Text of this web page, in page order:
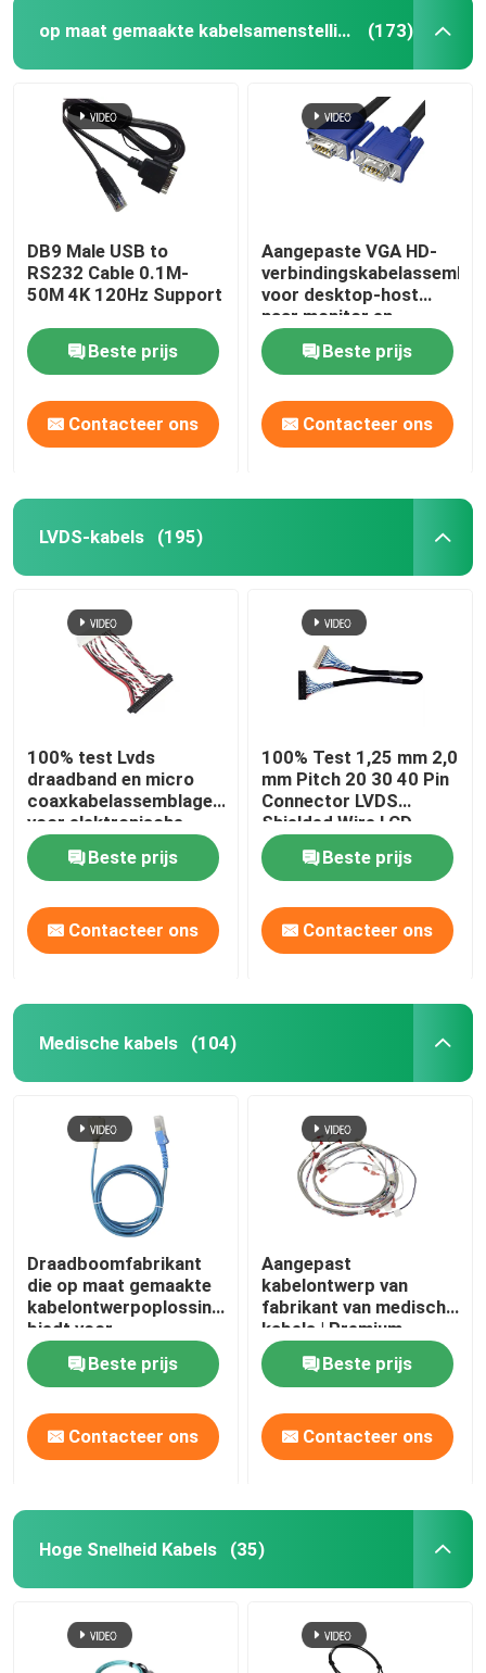
op maat gemaakte kabelsamenstelling (173)
DB9 Male USB to
RS232 Cable 0.1M-
50M 4K 120Hz Support
Beste prijs
Contacteer ons
Aangepaste VGA HD-
voor desktop-host
naar monitor en
projector, geleverd
door fabrikanten van
kabelbomen
Beste prijs
Contacteer ons
LVDS-kabels (195)
100% test Lvds
draadband en micro
coaxkabelassemblage
voor elektronische
apparatuur
Beste prijs
Contacteer ons
100% Test 1,25 mm 2,0
mm Pitch 20 30 40 Pin
Connector LVDS
Shielded Wire LCD
Display Cable Assembly
Beste prijs
Contacteer ons
Medische kabels (104)
Draadboomfabrikant
die op maat gemaakte
kabelontwerpoplossingen
biedt voor
hoogwaardige
medische
toepassingen als een
vertrouwde fabrikant
van medische kabels
Beste prijs
Contacteer ons
Aangepast
kabelontwerp van
fabrikant van medische
kabels | Premium
fabrikant van
kabelbomen voor
geavanceerde
waaronder ECG,
echografie en
Beste prijs
Contacteer ons
Hoge Snelheid Kabels (35)